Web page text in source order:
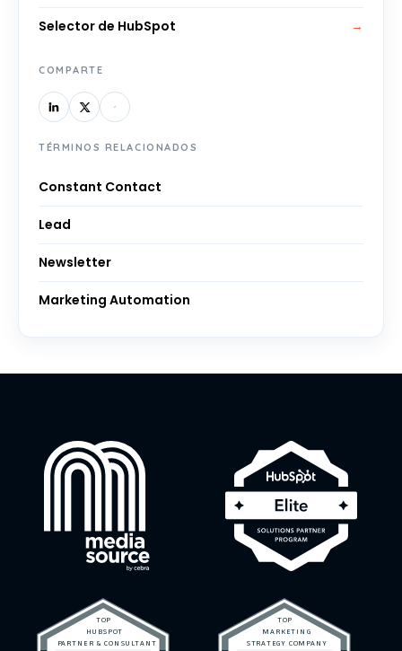
Selector de HubSpot →
COMPARTE
TÉRMINOS RELACIONADOS
Constant Contact
Lead
Newsletter
Marketing Automation